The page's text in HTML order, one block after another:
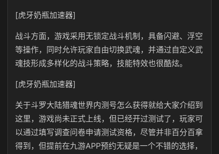
[虎牙奶瓶加速器]
战斗方面，游戏采用无锁定战斗机制，具备闪避、浮空
等操作，同时允许玩家自由切换武魂，并通过自定义武
魂技形成多样化的战斗策略，技能特效也很酷炫。
[虎牙奶瓶加速器]
关于斗罗大陆猎魂世界内测号怎么获得就给大家介绍到
这里，游戏尚未正式上线，但已经开过测试了，玩家可
以通过填写调查问卷申请测试资格，尽管并非百分百拿
得到，但提前在九游APP预约无疑是一个不错的选择，